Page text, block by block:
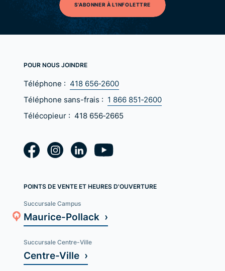
S'ABONNER À L'INFOLETTRE
POUR NOUS JOINDRE
Téléphone : 418 656‑2600
Téléphone sans-frais : 1 866 851‑2600
Télécopieur : 418 656‑2665
POINTS DE VENTE ET HEURES D'OUVERTURE
Succursale Campus
Maurice-Pollack ›
Succursale Centre-Ville
Centre-Ville ›